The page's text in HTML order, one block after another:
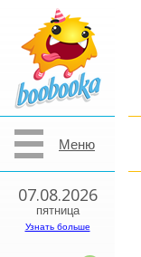
Меню
07.08.2026
пятница
Узнать больше